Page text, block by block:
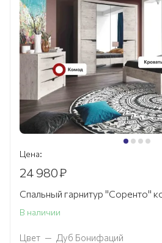
Цена:
24 980₽
Спальный гарнитур "Соренто"
В наличии
Цвет — Дуб Бонифаций